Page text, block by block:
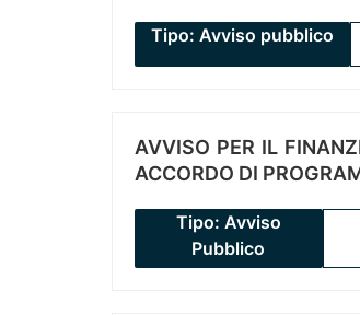
Tipo: Avviso pubblico
AVVISO PER IL
ACCORDO DI
Tipo: Avviso
Pubblico